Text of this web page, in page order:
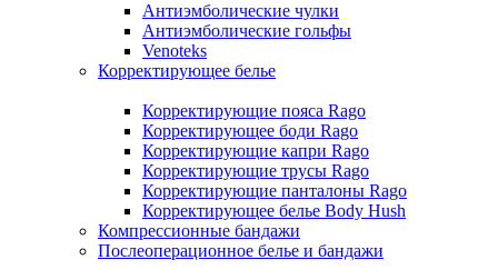
Антиэмболические чулки
Антиэмболические гольфы
Venoteks
Корректирующее белье
Корректирующие пояса Rago
Корректирующее боди Rago
Корректирующие капри Rago
Корректирующие трусы Rago
Корректирующие панталоны Rago
Корректирующее белье Body Hush
Компрессионные бандажи
Послеоперационное белье и бандажи